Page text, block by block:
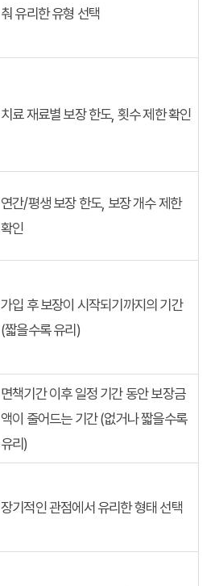
춰 유리한 유형 선택
치료 재료별 보장 한도, 횟수 제한 확인
연간/평생 보장 한도, 보장 개수 제한
확인
가입 후 보장이 시작되기까지의 기간
(짧을수록 유리)
면책기간 이후 일정 기간 동안 보장금
액이 줄어드는 기간 (없거나 짧을수록
유리)
장기적인 관점에서 유리한 형태 선택